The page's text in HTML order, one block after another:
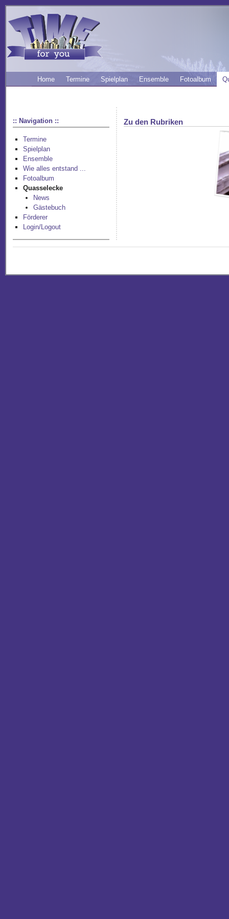
Home Termine Spielplan Ensemble Fotoalbum
:: Navigation ::
Termine
Spielplan
Ensemble
Wie alles entstand ...
Fotoalbum
Quasselecke
News
Gästebuch
Förderer
Login/Logout
Zu den Rubriken